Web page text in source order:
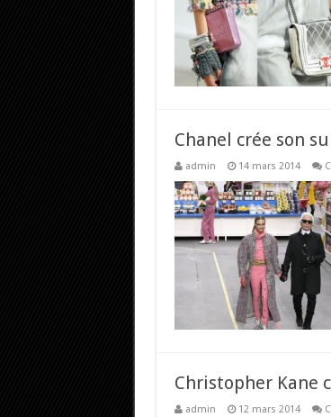
Chanel crée son
admin 14 mars 2014
Christopher Kane
admin 12 mars 2014